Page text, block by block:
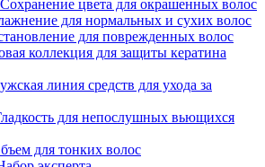
цвета для окрашенных волос
для нормальных и сухих волос
для поврежденных волос
коллекция для защиты кератина
линия средств для ухода за
для непослушных вьющихся
для тонких волос